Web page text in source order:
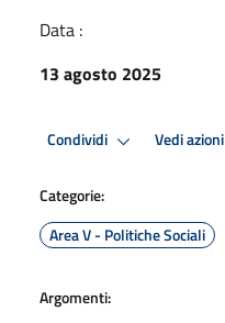
Data :
13 agosto 2025
Condividi Vedi azioni
Categorie:
Area V - Politiche Sociali
Argomenti: